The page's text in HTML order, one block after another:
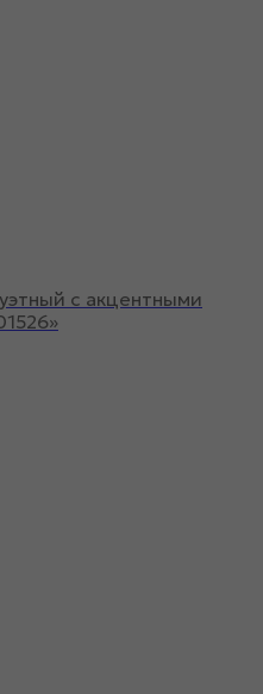
с акцентными